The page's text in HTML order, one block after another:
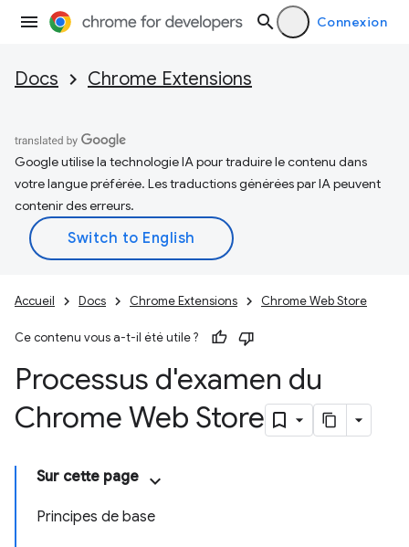
Connexion
Docs Chrome Extensions
Google utilise la technologie IA pour traduire le contenu dans
votre langue préférée. Les traductions générées par IA peuvent
contenir des erreurs.
Accueil Docs Chrome Extensions Chrome Web Store
Ce contenu vous a-t-il été utile ?
Processus d'examen du
Chrome Web Store
Sur cette page
Principes de base